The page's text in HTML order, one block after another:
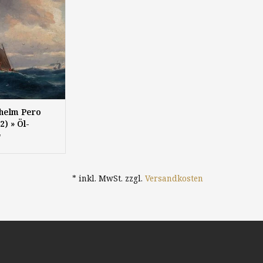
Öl auf Holztafel,
cm, signiert
Pero
» Öl-
* inkl. MwSt. zzgl. Versandkosten